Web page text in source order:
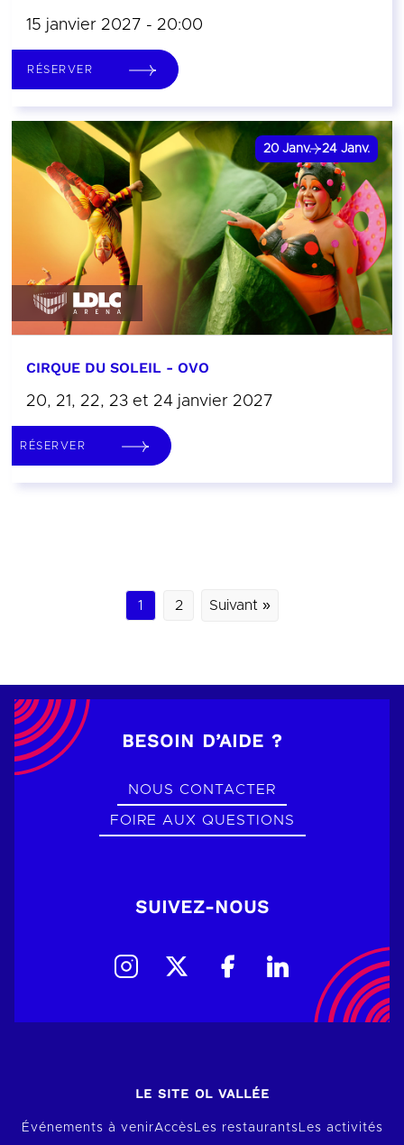
15 janvier 2027 - 20:00
RÉSERVER
20 Janv. 24 Janv.
CIRQUE DU SOLEIL - OVO
20, 21, 22, 23 et 24 janvier 2027
RÉSERVER
1 2 Suivant »
BESOIN D’AIDE ?
NOUS CONTACTER
FOIRE AUX QUESTIONS
SUIVEZ-NOUS
LE SITE OL VALLÉE
Événements à venirAccèsLes restaurantsLes activités